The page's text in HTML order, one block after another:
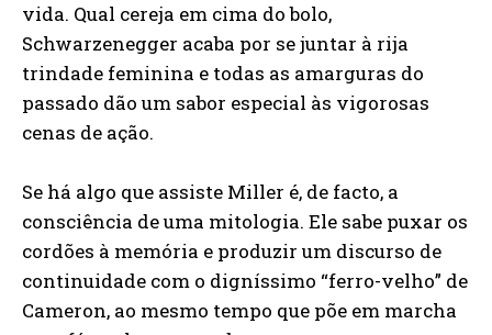
vida. Qual cereja em cima do bolo,
Schwarzenegger acaba por se juntar à rija
trindade feminina e todas as amarguras do
passado dão um sabor especial às vigorosas
cenas de ação.
Se há algo que assiste Miller é, de facto, a
consciência de uma mitologia. Ele sabe puxar os
cordões à memória e produzir um discurso de
continuidade com o digníssimo “ferro-velho” de
Cameron, ao mesmo tempo que põe em marcha